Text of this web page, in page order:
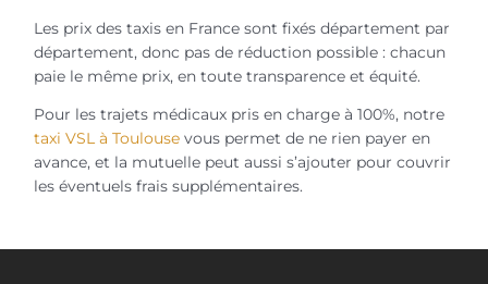
Les prix des taxis en France sont fixés département par
département, donc pas de réduction possible : chacun
paie le même prix, en toute transparence et équité.
Pour les trajets médicaux pris en charge à 100%, notre
taxi VSL à Toulousevous permet de ne rien payer en
avance, et la mutuelle peut aussi s’ajouter pour couvrir
les éventuels frais supplémentaires.